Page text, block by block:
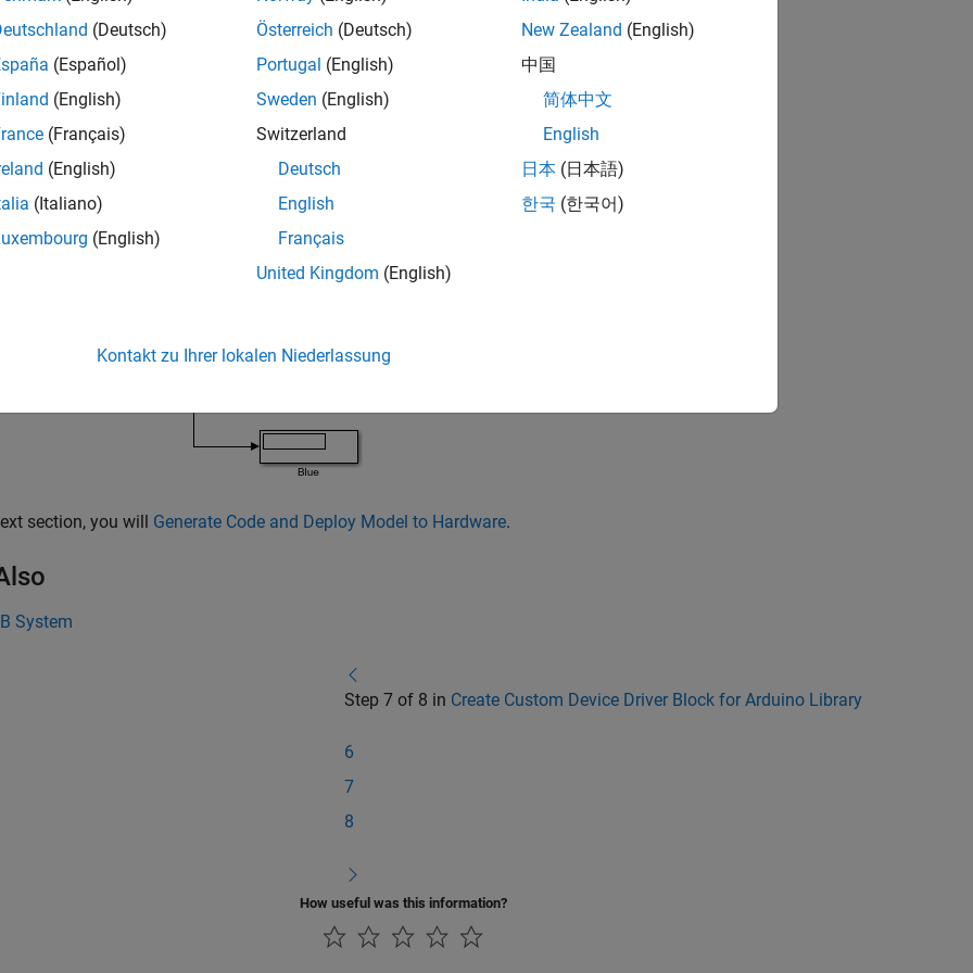
the User-Defined Functions library, add the MATLAB System block to the model.
the block, set the System object nametocolorSensor
the blocks as shown.
section, you will Generate Code and Deploy Model to Hardware.
System
Step 7 of 8 in Create Custom Device Driver Block for Arduino Library
6
7
8
How useful was this information?
(Deutsch)
(Español)
(English)
(Français)
(English)
(Italiano)
(English)
Österreich (Deutsch)
Portugal (English)
Sweden (English)
Switzerland
Deutsch
English
Français
United Kingdom (English)
New Zealand (English)
中国
简体中文
English
日本 (日本語)
한국 (한국어)
Kontakt zu Ihrer lokalen Niederlassung